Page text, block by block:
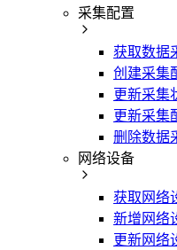
采集配置
获取数据
创建采集
更新采集
更新采集
删除数据
网络设备
获取网络
新增网络
更新网络